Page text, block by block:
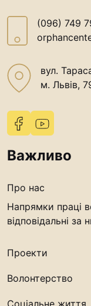
(096) 749
вул.
м. Львів,
Важливо
Про нас
Напрямки праці
відповідальні за
Проекти
Волонтерство